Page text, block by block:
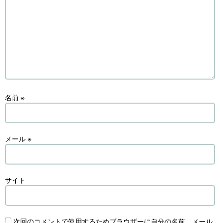
名前 ※
メール ※
サイト
次回のコメントで使用するためブラウザーに自分の名前、メール